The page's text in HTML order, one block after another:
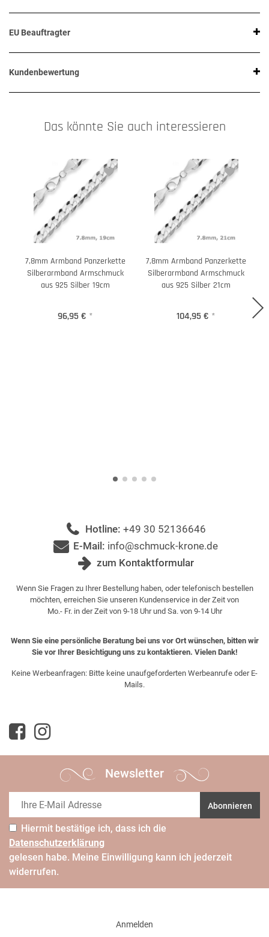
EU Beauftragter
Kundenbewertung
Das könnte Sie auch interessieren
7,8mm Armband Panzerkette
Silberarmband Armschmuck
aus 925 Silber 19cm
96,95 € *
7,8mm Armband Panzerkette
Silberarmband Armschmuck
aus 925 Silber 21cm
104,95 € *
Hotline: +49 30 52136646
E-Mail: info@schmuck-krone.de
zum Kontaktformular
Wenn Sie Fragen zu Ihrer Bestellung haben, oder telefonisch bestellen
möchten, erreichen Sie unseren Kundenservice in der Zeit von
Mo.- Fr. in der Zeit von 9-18 Uhr und Sa. von 9-14 Uhr
Wenn Sie eine persönliche Beratung bei uns vor Ort wünschen, bitten wir
Sie vor Ihrer Besichtigung uns zu kontaktieren. Vielen Dank!
Keine Werbeanfragen: Bitte keine unaufgeforderten Werbeanrufe oder E-
Mails.
Newsletter
Abonnieren
Hiermit bestätige ich, dass ich die
Daten­schutz­erklärung
gelesen habe. Meine Einwilligung kann ich jederzeit
widerrufen.
Anmelden